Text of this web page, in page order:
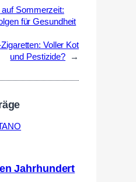
Sommerzeit:
für Gesundheit
Voller Kot
und Pestizide?
→
Jahrhundert